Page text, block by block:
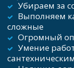
Убираем за
Выполняем
сложные
Огромный
Умение